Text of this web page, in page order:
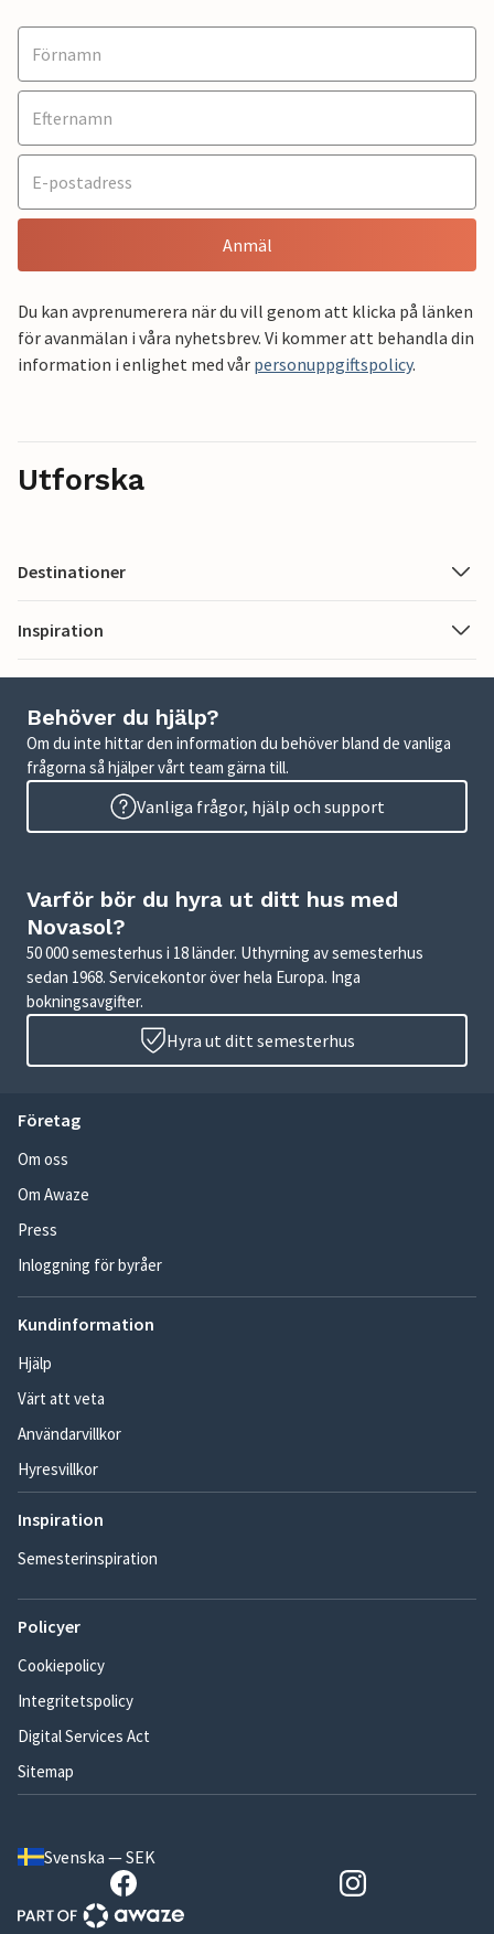
Anmäl
Du kan avprenumerera när du vill genom att klicka på länken
för avanmälan i våra nyhetsbrev. Vi kommer att behandla din
information i enlighet med vår personuppgiftspolicy.
Utforska
Destinationer
Inspiration
Behöver du hjälp?
Om du inte hittar den information du behöver bland de vanliga
frågorna så hjälper vårt team gärna till.
Vanliga frågor, hjälp och support
Varför bör du hyra ut ditt hus med
Novasol?
50 000 semesterhus i 18 länder. Uthyrning av semesterhus
sedan 1968. Servicekontor över hela Europa. Inga
bokningsavgifter.
Hyra ut ditt semesterhus
Företag
Om oss
Om Awaze
Press
Inloggning för byråer
Kundinformation
Hjälp
Värt att veta
Användarvillkor
Hyresvillkor
Inspiration
Semesterinspiration
Policyer
Cookiepolicy
Integritetspolicy
Digital Services Act
Sitemap
Svenska — SEK